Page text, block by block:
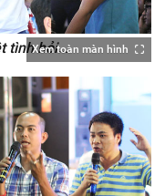
Xem toàn màn hình
tình hỏi...